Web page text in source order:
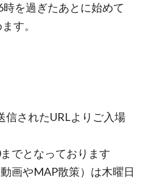
を過ぎたあとに始めて
す。
されたURLよりご入場
でとなっております
画やMAP散策）は木曜日